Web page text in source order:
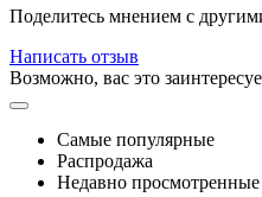
Поделитесь мнением с
Написать отзыв
Возможно, вас это
Самые популярные
Распродажа
Недавно просмотренные